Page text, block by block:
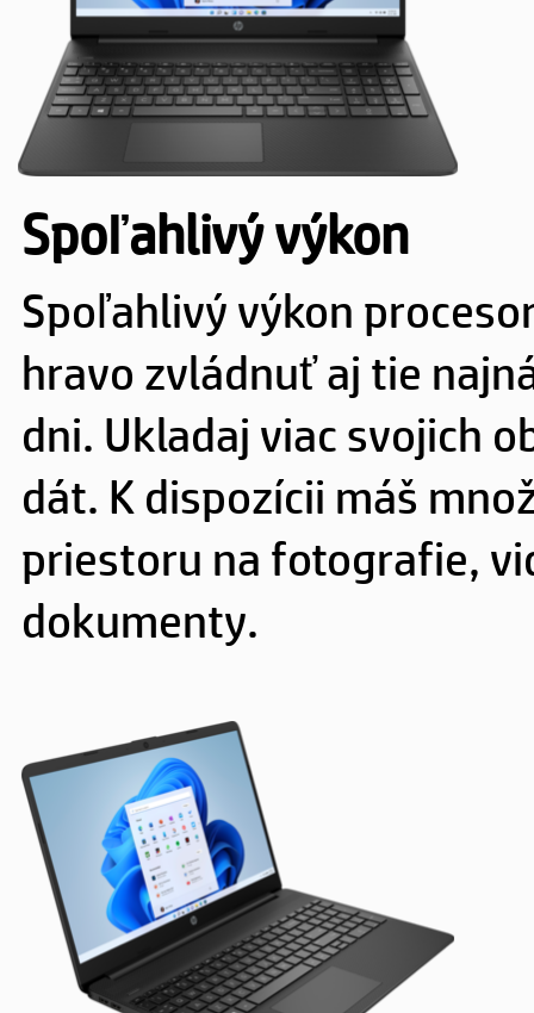
Spoľahlivý výkon
Spoľahlivý výkon
hravo zvládnuť aj tie
dni. Ukladaj viac svojich
dát. K dispozícii máš
priestoru na fotografie,
dokumenty.